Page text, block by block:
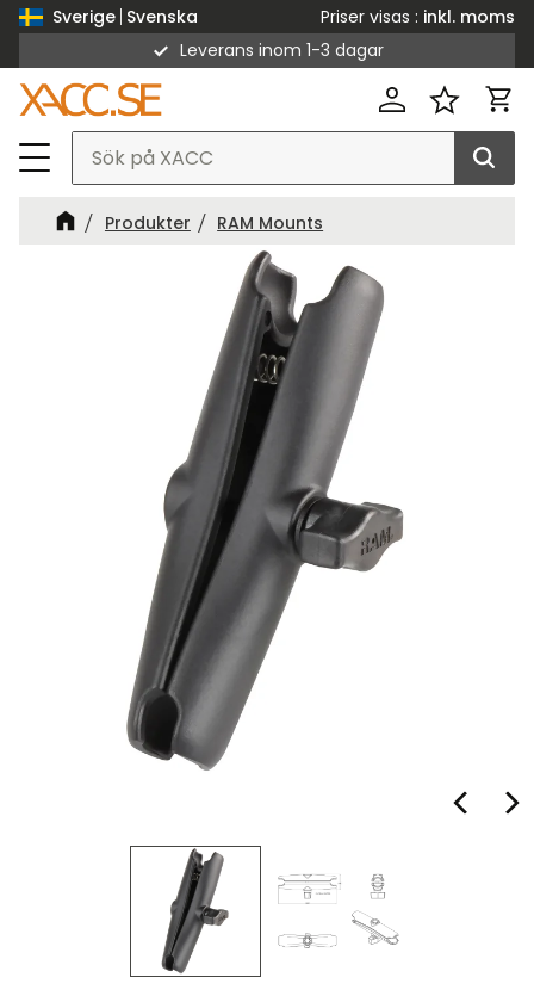
Sverige Svenska Priser visas
inkl. moms
Leverans inom 1-3 dagar
Produkter RAM Mounts